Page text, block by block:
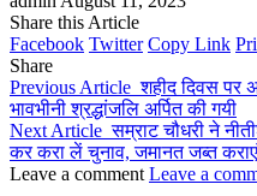
Share this Article
Facebook Twitter Copy Link
Share
Previous Article शहीद दिवस पर
भावभीनी श्रद्धांजलि अर्पित की गयी
Next Article सम्राट चौधरी ने
कर करा लें चुनाव, जमानत जब्त
Leave a comment Leave a